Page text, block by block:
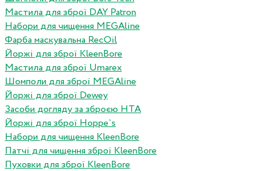
Мастила для зброї DAY Patron
Набори для чищення MEGAline
Фарба маскувальна RecOil
Йоржі для зброї KleenBore
Мастила для зброї Umarex
Шомполи для зброї MEGAline
Йоржі для зброї Dewey
Засоби догляду за зброєю HTA
Йоржі для зброї Hoppe`s
Набори для чищення KleenBore
Патчі для чищення зброї KleenBore
Пуховки для зброї KleenBore